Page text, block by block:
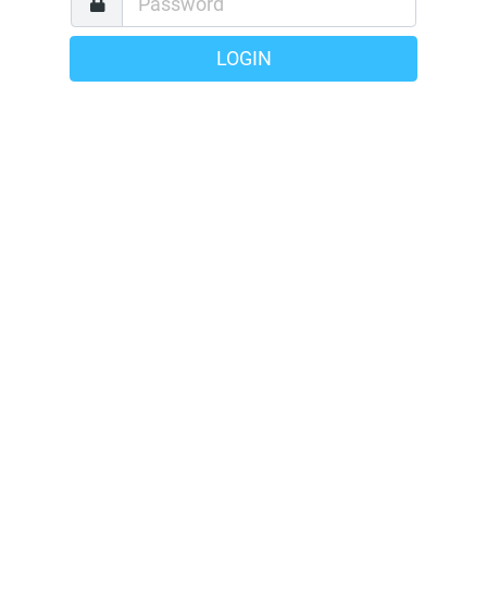
LOGIN